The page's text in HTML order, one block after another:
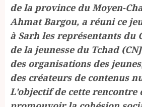
de la province du Moyen-
Ahmat Bargou, a réuni ce
à Sarh les représentants du
de la jeunesse du Tchad
des organisations des
des créateurs de contenus
L’objectif de cette